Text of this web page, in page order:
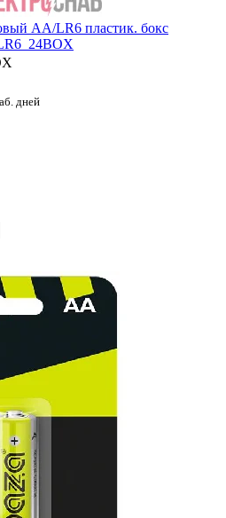
AA/LR6 пластик. бокс
дней